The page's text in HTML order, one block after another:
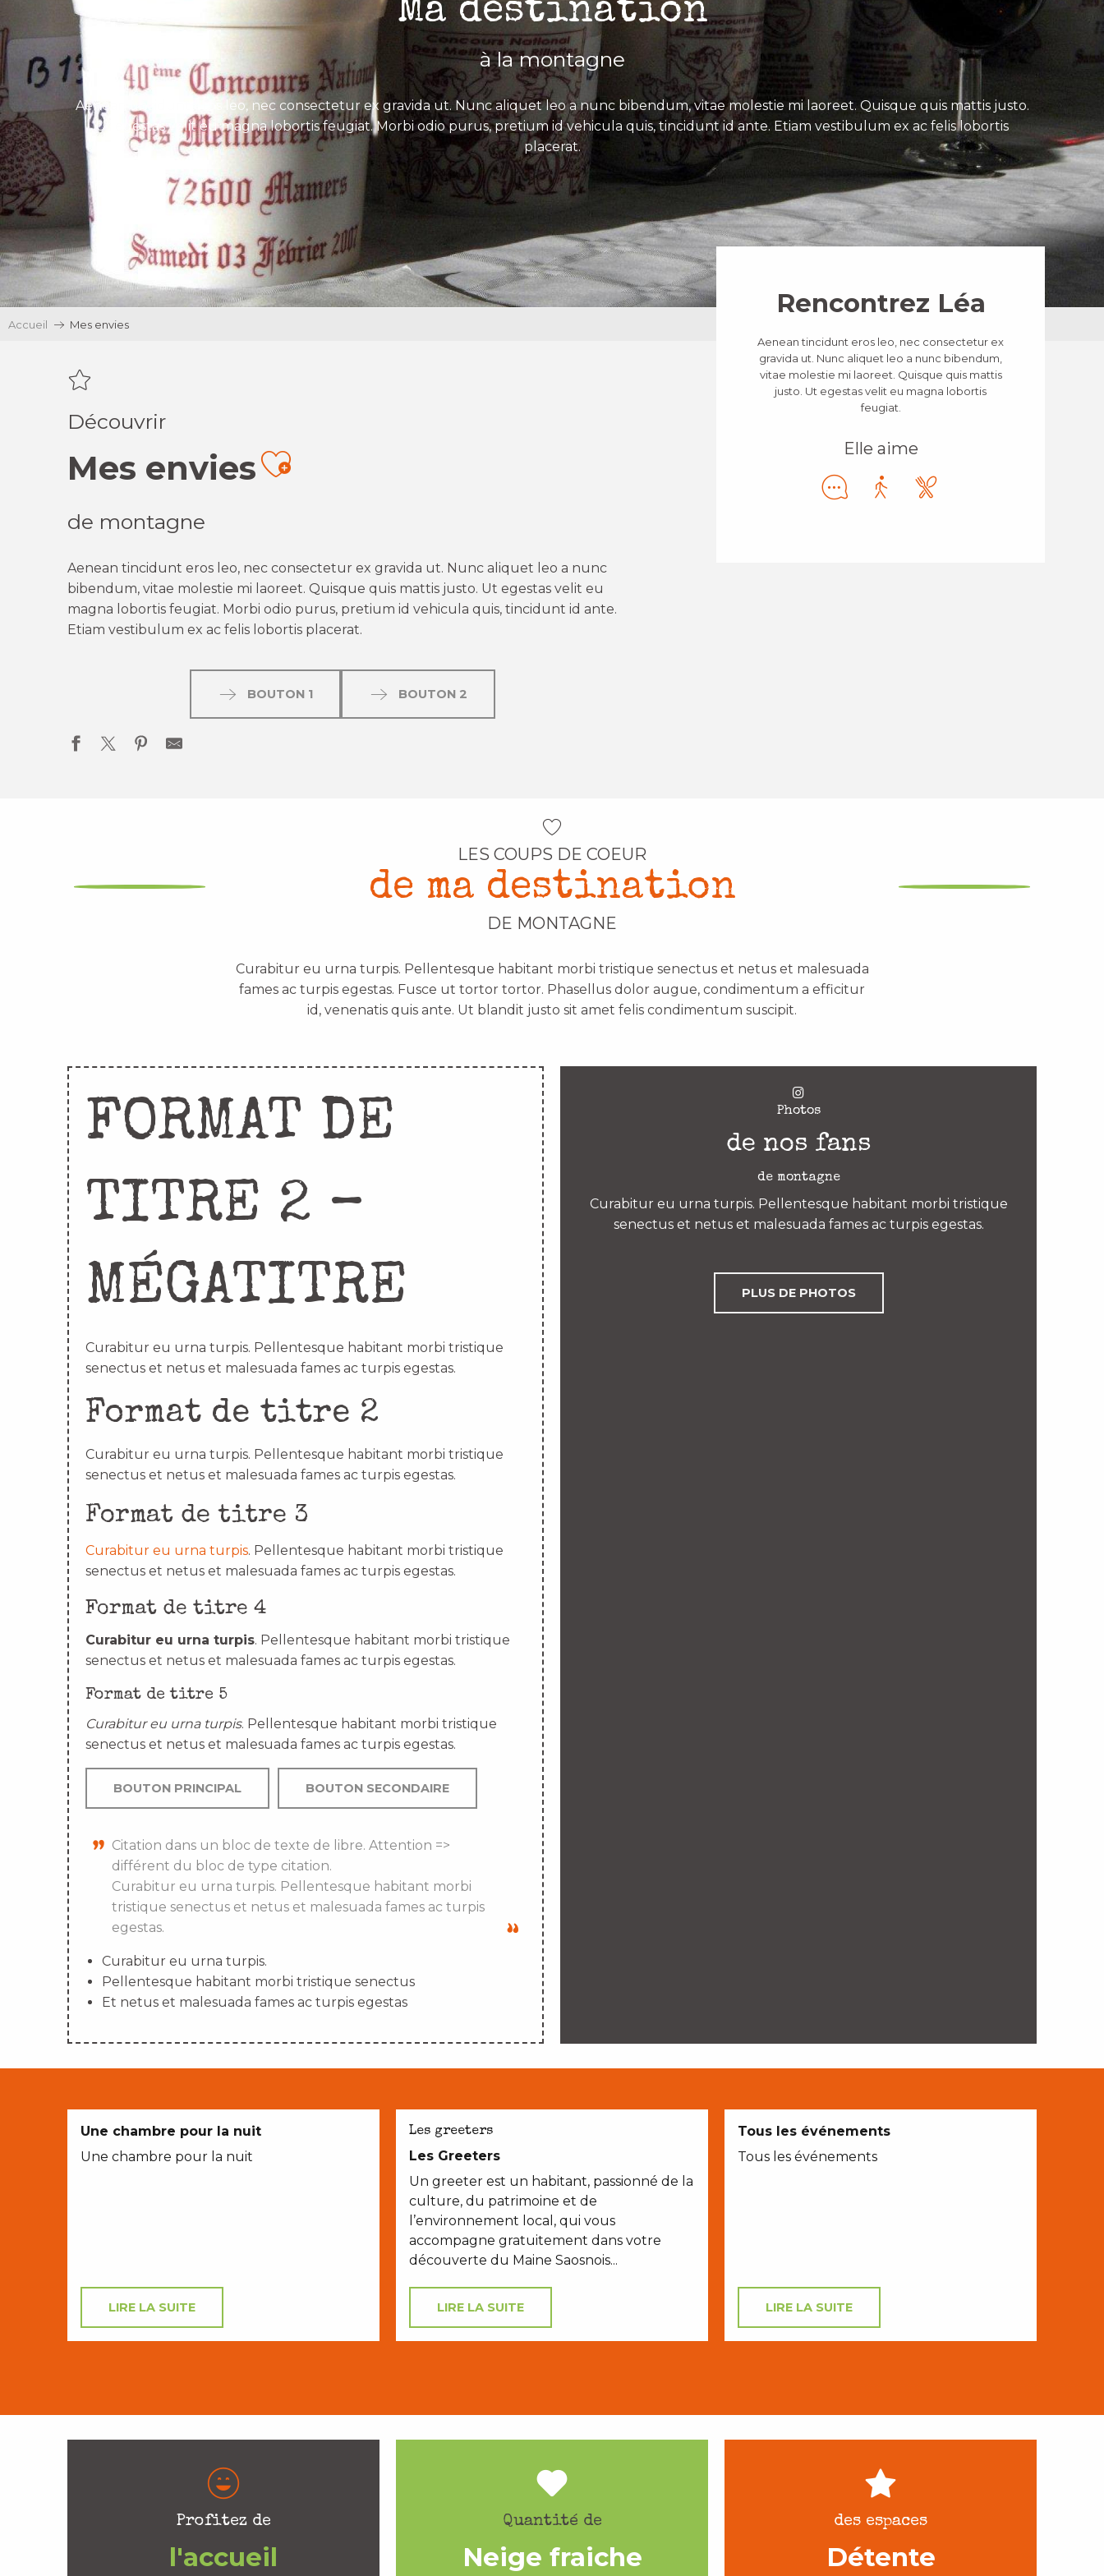
Ma destination
à la montagne
Aenean tincidunt eros leo, nec consectetur ex gravida ut. Nunc aliquet leo a nunc bibendum, vitae molestie mi laoreet. Quisque quis mattis justo.
Ut egestas velit eu magna lobortis feugiat. Morbi odio purus, pretium id vehicula quis, tincidunt id ante. Etiam vestibulum ex ac felis lobortis
placerat.
Accueil Mes envies
Découvrir
Mes enviesAjouter aux favoris
de montagne
Aenean tincidunt eros leo, nec consectetur ex gravida ut. Nunc aliquet leo a nunc
bibendum, vitae molestie mi laoreet. Quisque quis mattis justo. Ut egestas velit eu
magna lobortis feugiat. Morbi odio purus, pretium id vehicula quis, tincidunt id ante.
Etiam vestibulum ex ac felis lobortis placerat.
BOUTON 1 BOUTON 2
Rencontrez Léa
Aenean tincidunt eros leo, nec consectetur ex
gravida ut. Nunc aliquet leo a nunc bibendum,
vitae molestie mi laoreet. Quisque quis mattis
justo. Ut egestas velit eu magna lobortis
feugiat.
Elle aime
LES COUPS DE COEUR
de ma destination
DE MONTAGNE
Curabitur eu urna turpis. Pellentesque habitant morbi tristique senectus et netus et malesuada
fames ac turpis egestas. Fusce ut tortor tortor. Phasellus dolor augue, condimentum a efficitur
id, venenatis quis ante. Ut blandit justo sit amet felis condimentum suscipit.
FORMAT DE
TITRE 2 –
MÉGATITRE
Curabitur eu urna turpis. Pellentesque habitant morbi tristique
senectus et netus et malesuada fames ac turpis egestas.
Format de titre 2
Curabitur eu urna turpis. Pellentesque habitant morbi tristique
senectus et netus et malesuada fames ac turpis egestas.
Format de titre 3
Curabitur eu urna turpis. Pellentesque habitant morbi tristique
senectus et netus et malesuada fames ac turpis egestas.
Format de titre 4
Curabitur eu urna turpis. Pellentesque habitant morbi tristique
senectus et netus et malesuada fames ac turpis egestas.
Format de titre 5
Curabitur eu urna turpis. Pellentesque habitant morbi tristique
senectus et netus et malesuada fames ac turpis egestas.
BOUTON PRINCIPAL BOUTON SECONDAIRE
Citation dans un bloc de texte de libre. Attention =>
différent du bloc de type citation.
Curabitur eu urna turpis. Pellentesque habitant morbi
tristique senectus et netus et malesuada fames ac turpis
egestas.
Curabitur eu urna turpis.
Pellentesque habitant morbi tristique senectus
Et netus et malesuada fames ac turpis egestas
Photos
de nos fans
de montagne
Curabitur eu urna turpis. Pellentesque habitant morbi tristique
senectus et netus et malesuada fames ac turpis egestas.
PLUS DE PHOTOS
Une chambre pour la nuit
Une chambre pour la nuit
LIRE LA SUITE
Les greeters
Les Greeters
Un greeter est un habitant, passionné de la
culture, du patrimoine et de
l’environnement local, qui vous
accompagne gratuitement dans votre
découverte du Maine Saosnois...
LIRE LA SUITE
Tous les événements
Tous les événements
LIRE LA SUITE
Profitez de
l'accueil
Quantité de
Neige fraiche
des espaces
Détente